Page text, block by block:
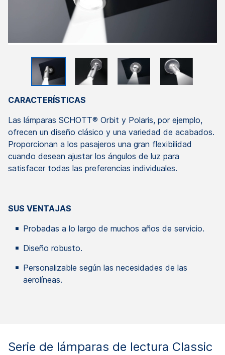
CARACTERÍSTICAS
Las lámparas SCHOTT® Orbit y Polaris, por ejemplo,
ofrecen un diseño clásico y una variedad de acabados.
Proporcionan a los pasajeros una gran flexibilidad
cuando desean ajustar los ángulos de luz para
satisfacer todas las preferencias individuales.
SUS VENTAJAS
Probadas a lo largo de muchos años de servicio.
Diseño robusto.
Personalizable según las necesidades de las
aerolíneas.
Serie de lámparas de lectura Classic